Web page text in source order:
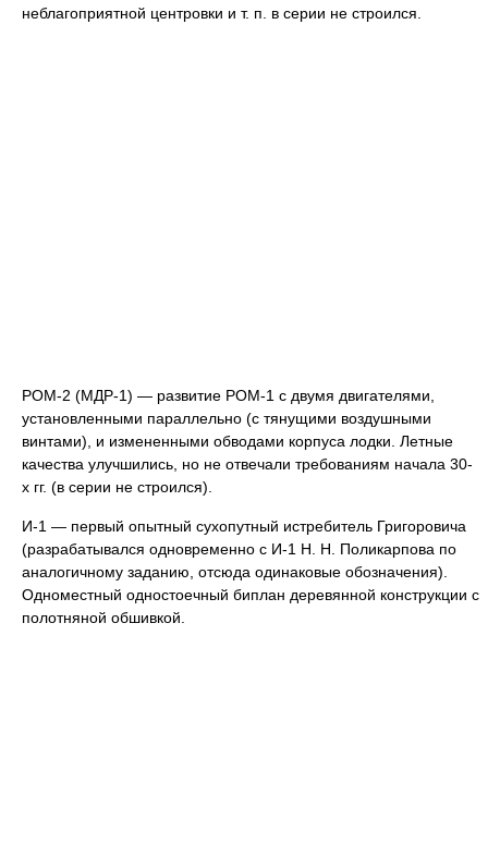
неблагоприятной центровки и т. п. в серии не строился.
РОМ-2 (МДР-1) — развитие РОМ-1 с двумя двигателями,
установленными параллельно (с тянущими воздушными
винтами), и измененными обводами корпуса лодки. Летные
качества улучшились, но не отвечали требованиям начала 30-
х гг. (в серии не строился).
И-1 — первый опытный сухопутный истребитель Григоровича
(разрабатывался одновременно с И-1 Н. Н. Поликарпова по
аналогичному заданию, отсюда одинаковые обозначения).
Одноместный одностоечный биплан деревянной конструкции с
полотняной обшивкой.